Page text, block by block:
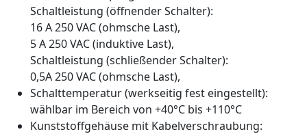
Schaltleistung (öffnender Schalter):
16 A 250 VAC (ohmsche Last),
5 A 250 VAC (induktive Last),
Schaltleistung (schließender Schalter):
0,5A 250 VAC (ohmsche Last),
Schalttemperatur (werkseitig fest eingestellt):
wählbar im Bereich von +40°C bis +110°C
Kunststoffgehäuse mit Kabelverschraubung: